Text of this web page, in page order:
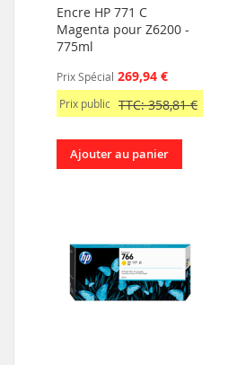
Encre HP 771 C
Magenta pour Z6200 -
775ml
Prix Spécial 269,94 €
Prix public TTC: 358,81 €
Ajouter au panier